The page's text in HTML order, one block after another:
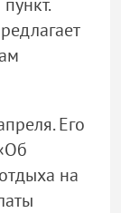
Его
на